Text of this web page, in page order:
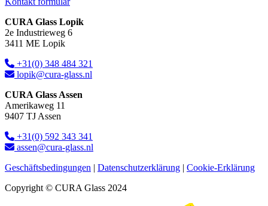
CURA Glass Lopik
2e Industrieweg 6
3411 ME Lopik
+31(0) 348 484 321
lopik@cura-glass.nl
CURA Glass Assen
Amerikaweg 11
9407 TJ Assen
+31(0) 592 343 341
assen@cura-glass.nl
Geschäftsbedingungen | Datenschutzerklärung | Cookie-Erklärung
Copyright © CURA Glass 2024